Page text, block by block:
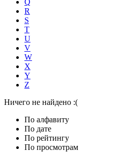
Q
R
S
T
U
V
W
X
Y
Z
Ничего не найдено :(
По алфавиту
По дате
По рейтингу
По просмотрам